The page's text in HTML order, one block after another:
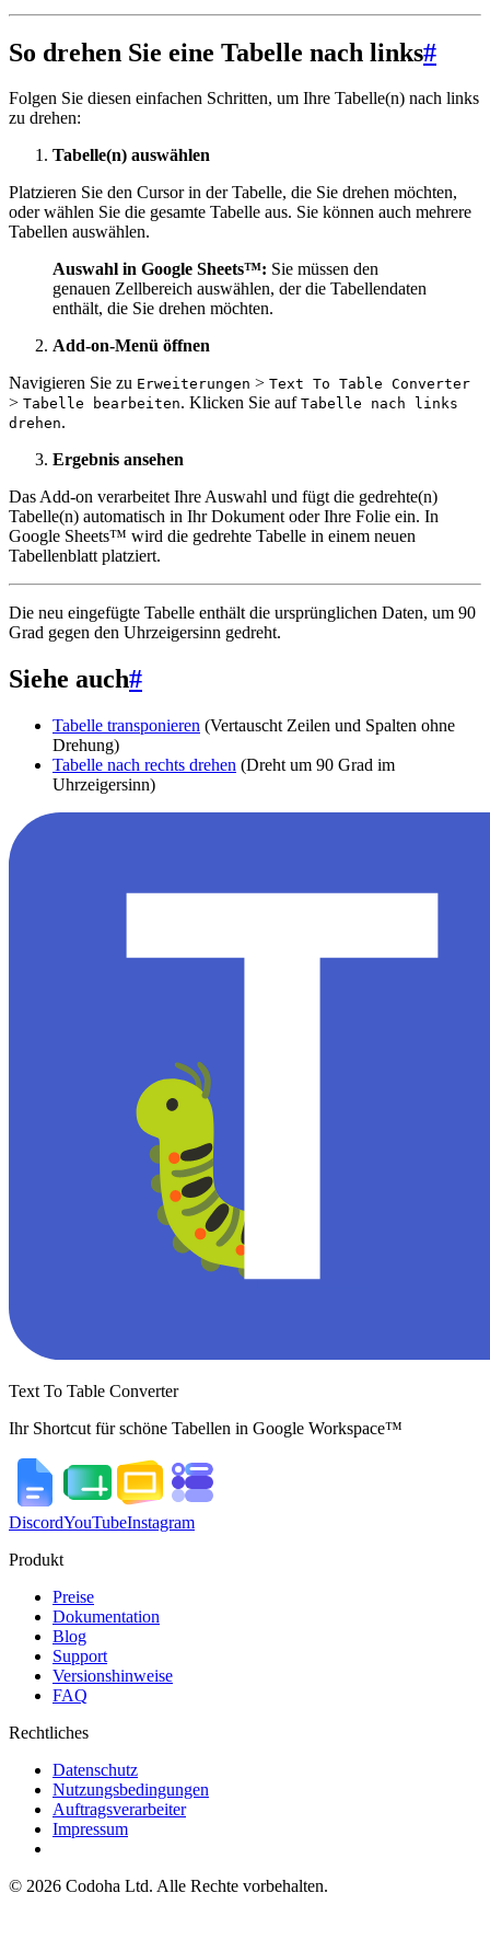
So drehen Sie eine Tabelle nach links#
Folgen Sie diesen einfachen Schritten, um Ihre Tabelle(n) nach links
zu drehen:
Tabelle(n) auswählen
Platzieren Sie den Cursor in der Tabelle, die Sie drehen möchten,
oder wählen Sie die gesamte Tabelle aus. Sie können auch mehrere
Tabellen auswählen.
Auswahl in Google Sheets™: Sie müssen den
genauen Zellbereich auswählen, der die Tabellendaten
enthält, die Sie drehen möchten.
Add-on-Menü öffnen
Navigieren Sie zu Erweiterungen > Text To Table Converter
> Tabelle bearbeiten. Klicken Sie auf Tabelle nach links
drehen.
Ergebnis ansehen
Das Add-on verarbeitet Ihre Auswahl und fügt die gedrehte(n)
Tabelle(n) automatisch in Ihr Dokument oder Ihre Folie ein. In
Google Sheets™ wird die gedrehte Tabelle in einem neuen
Tabellenblatt platziert.
Die neu eingefügte Tabelle enthält die ursprünglichen Daten, um 90
Grad gegen den Uhrzeigersinn gedreht.
Siehe auch#
Tabelle transponieren (Vertauscht Zeilen und Spalten ohne
Drehung)
Tabelle nach rechts drehen (Dreht um 90 Grad im
Uhrzeigersinn)
Text To Table Converter
Ihr Shortcut für schöne Tabellen in Google Workspace™
DiscordYouTubeInstagram
Produkt
Preise
Dokumentation
Blog
Support
Versionshinweise
FAQ
Rechtliches
Datenschutz
Nutzungsbedingungen
Auftragsverarbeiter
Impressum
© 2026 Codoha Ltd. Alle Rechte vorbehalten.